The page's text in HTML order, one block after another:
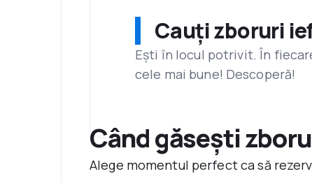
Cauți zboruri
Ești în locul potrivit. În
cele mai bune! Descoperă!
Când găsești
Alege momentul perfect ca să